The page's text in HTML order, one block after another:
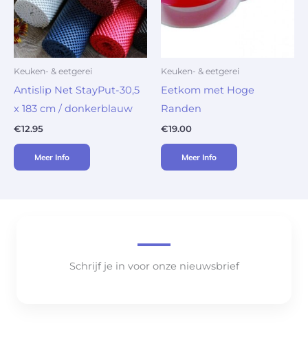
Keuken- & eetgerei
Antislip Net StayPut-30,5
x 183 cm / donkerblauw
€12.95
Meer Info
Keuken- & eetgerei
Eetkom met Hoge
Randen
€19.00
Meer Info
Schrijf je in voor onze nieuwsbrief